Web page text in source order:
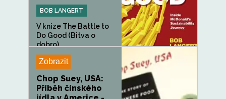
BOB LANGERT
V knize The Battle to
Do Good (Bitva o
dobro)...
Zobrazit
Chop Suey, USA:
Příběh čínského